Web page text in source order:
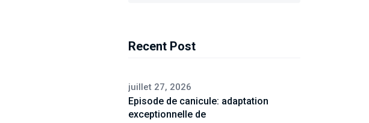
Recent Post
juillet 27, 2026
Episode de canicule: adaptation
exceptionnelle de